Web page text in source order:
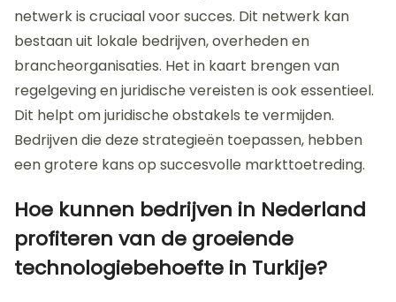
zijn, een groter marktaandeel behouden.
Welke strategieën zijn effectief voor
het betreden van de Turkse markt?
Effectieve strategieën voor het betreden van de
Turkse markt omvatten lokale samenwerking en
waardevolle inzichten bieden in culturele en zakelijke
gewoonten. Het uitvoeren van marktonderzoek
helpt om de behoeften van de consumenten te